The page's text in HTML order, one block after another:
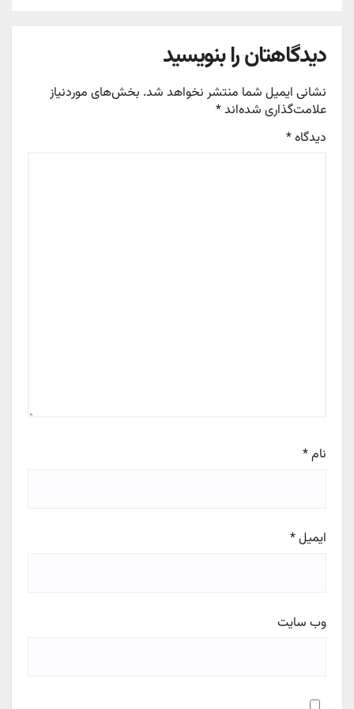
دیدگاهتان را بنویسید
نشانی ایمیل شما منتشر نخواهد شد. بخش‌های موردنیاز
علامت‌گذاری شده‌اند*
دیدگاه*
نام*
ایمیل*
وب‌ سایت